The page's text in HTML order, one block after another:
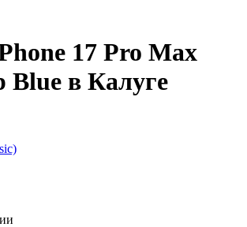
17 Pro Max
Blue в Калуге